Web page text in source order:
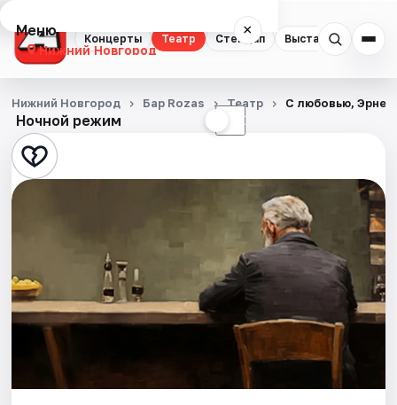
Концерты Театр Стендап Выставки
Меню ×
Нижний Новгород
Концерты
Театр
Стендап
Экскурсии
Спорт
События
Ночной режим ☾
Нижний Новгород Бар Rozas Театр С любовью,